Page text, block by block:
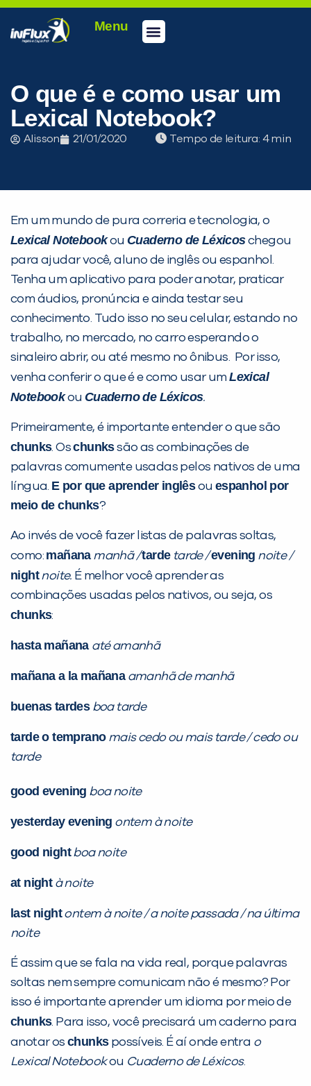
Menu
O que é e como usar um
Lexical Notebook?
Alisson 21/01/2020 Tempo de leitura:
Em um mundo de pura correria e tecnologia, o
Lexical Notebookou Cuaderno de Léxicoschegou
para ajudar você, aluno de inglês ou espanhol.
Tenha um aplicativo para poder anotar, praticar
com áudios, pronúncia e ainda testar seu
conhecimento. Tudo isso no seu celular, estando no
trabalho, no mercado, no carro esperando o
sinaleiro abrir, ou até mesmo no ônibus. Por isso,
venha conferir o que é e como usar umLexical
Notebookou Cuaderno de Léxicos.
Primeiramente, é importante entender o que são
chunks. Oschunkssão as combinações de
palavras comumente usadas pelos nativos de uma
língua. E por que aprender inglêsou espanhol por
meio de chunks?
Ao invés de você fazer listas de palavras soltas,
como: mañanamanhã /tardetarde /evening noite /
nightnoite. É melhor você aprender as
combinações usadas pelos nativos, ou seja, os
chunks:
hasta mañana até amanhã
mañana a la mañanaamanhã de manhã
buenas tardesboa tarde
tarde o tempranomais cedo ou mais tarde / cedo ou
tarde
good evening boa noite
yesterday evening ontem à noite
good nightboa noite
at nightà noite
last nightontem à noite / a noite passada / na última
noite
É assim que se fala na vida real, porque palavras
soltas nem sempre comunicam não é mesmo? Por
isso é importante aprender um idioma por meio de
chunks. Para isso, você precisará um caderno para
anotar oschunkspossíveis. É aí onde entra o
Lexical Notebookou Cuaderno de Léxicos.
PEÇA UMA DEMONSTRAÇÃO DE MÉTODO
Desculpe!
você digitou.
Preencha com seus dados abaixo e
Você é aluno inFlux?
Sim Não